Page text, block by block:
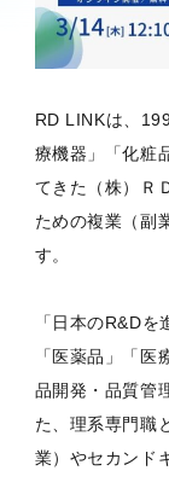
RD LINKは、
療機器」「化粧
てきた（株）Ｒ
ための複業（副
す。
「日本のR&D
「医薬品」「
品開発・品質管
た、理系専門職
業）やセカンド